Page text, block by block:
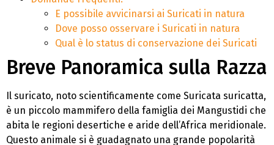
E possibile avvicinarsi ai Suricati in natura
Dove posso osservare i Suricati in natura
Qual è lo status di conservazione dei Suricati
Breve Panoramica sulla Razza
Il suricato, noto scientificamente come Suricata suricatta,
è un piccolo mammifero della famiglia dei Mangustidi che
abita le regioni desertiche e aride dell’Africa meridionale.
Questo animale si è guadagnato una grande popolarità